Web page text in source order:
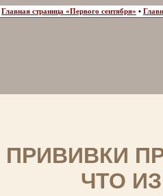
Главная страница «Первого сентября» •
ПРИВИВКИ
ЧТО